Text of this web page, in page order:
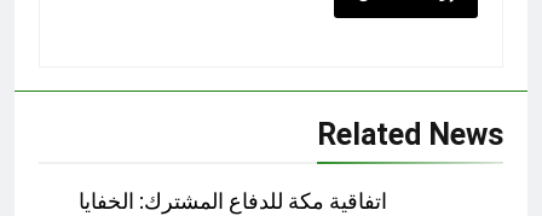
Related News
اتفاقية مكة للدفاع المشترك: الخفايا